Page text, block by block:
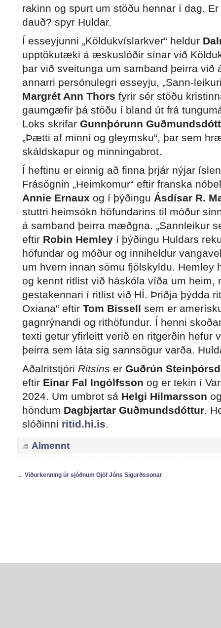
rakinn og spurt um stöðu hennar í dag.
dauð? spyr Huldar.
Í esseyjunni „Köldukvíslarkver“ heldur
upptökutæki á æskuslóðir sínar við
þar við sveitunga um samband þeirra við
annarri persónulegri esseyju, „Sann-
Margrét Ann Thors fyrir sér stöðu
gaumgæfir þá stöðu í bland út frá
Loks skrifar Gunnþórunn
„Þætti af minni og gleymsku“, þar sem
skáldskapur og minningabrot.
Í heftinu er einnig að finna þrjár nýjar
Frásögnin „Heimkomur“ eftir franska
Annie Ernaux og í þýðingu Ásdísar R.
stuttri heimsókn höfundarins til móður
á samband þeirra mæðgna. „Sannleikur
eftir Robin Hemley í þýðingu Huldars
höfundar og móður og inniheldur
um hvern innan sömu fjölskyldu.
og kennt ritlist við háskóla víða um heim,
gestakennari í ritlist við HÍ. Þriðja þýdda
Oxiana“ eftir Tom Bissell sem er
gagnrýnandi og rithöfundur. Í henni
texti getur yfirleitt verið en ritgerðin hefur
þeirra sem láta sig sannsögur varða.
Aðalritstjóri Ritsins er Guðrún
eftir Einar Fal Ingólfsson og er tekin í
2024. Um umbrot sá Helgi Hilmarsson
höndum Dagbjartar Guðmundsdóttur.
slóðinni ritid.hi.is.
Almennt
← Viðurkenning úr sjóðnum Gjöf Jóns Sigurðssonar